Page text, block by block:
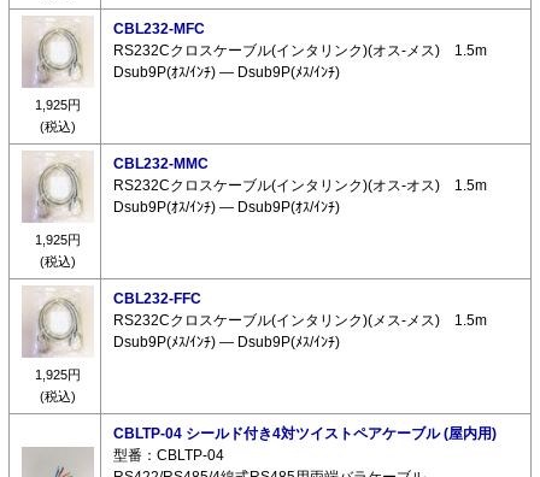
1,925円
(税込)
CBL232-MFC
RS232Cクロスケーブル(インタリンク)(オス-メス) 1.5m
Dsub9P(ｵｽ/ｲﾝﾁ) ― Dsub9P(ﾒｽ/ｲﾝﾁ)
1,925円
(税込)
CBL232-MMC
RS232Cクロスケーブル(インタリンク)(オス-オス) 1.5m
Dsub9P(ｵｽ/ｲﾝﾁ) ― Dsub9P(ｵｽ/ｲﾝﾁ)
1,925円
(税込)
CBL232-FFC
RS232Cクロスケーブル(インタリンク)(メス-メス) 1.5m
Dsub9P(ﾒｽ/ｲﾝﾁ) ― Dsub9P(ﾒｽ/ｲﾝﾁ)
CBLTP-04 シールド付き4対ツイストペアケーブル (屋内用)
型番：CBLTP-04